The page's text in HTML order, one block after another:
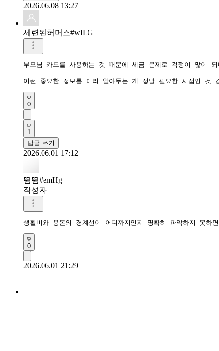
2026.06.08 13:27
세련된허머스#wILG
부모님 카드를 사용하는 것 때문에 세금 문제로 걱정이 많이
이런 중요한 정보를 미리 알아두는 게 정말 필요한 시점인 것
0
1
답글 쓰기
2026.06.01 17:12
뜀뜀#emHg
작성자
생활비와 용돈의 경계선이 어디까지인지 명확히 파악하지 못
0
2026.06.01 21:29